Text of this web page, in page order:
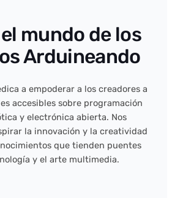
mundo de los
Arduineando
a empoderar a los creadores a
accesibles sobre programación
y electrónica abierta. Nos
la innovación y la creatividad
que tienden puentes
y el arte multimedia.